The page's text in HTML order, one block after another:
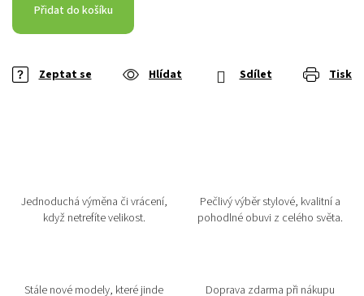
Přidat do košíku
Tisk
Zeptat se Hlídat Sdílet
Jednoduchá výměna či vrácení,
když netrefíte velikost.
Pečlivý výběr stylové, kvalitní a
pohodlné obuvi z celého světa.
Stále nové modely, které jinde
Doprava zdarma při nákupu